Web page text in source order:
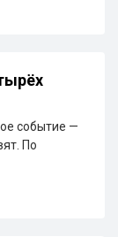
событие —
По